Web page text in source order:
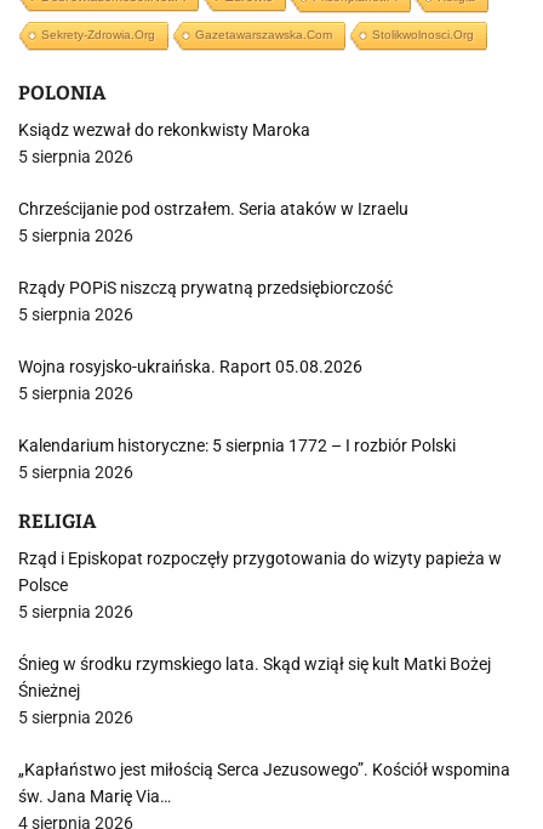
Sekrety-Zdrowia.org Gazetawarszawska.com Stolikwolnosci.org
POLONIA
Ksiądz wezwał do rekonkwisty Maroka
5 sierpnia 2026
Chrześcijanie pod ostrzałem. Seria ataków w Izraelu
5 sierpnia 2026
Rządy POPiS niszczą prywatną przedsiębiorczość
5 sierpnia 2026
Wojna rosyjsko-ukraińska. Raport 05.08.2026
5 sierpnia 2026
Kalendarium historyczne: 5 sierpnia 1772 – I rozbiór Polski
5 sierpnia 2026
RELIGIA
Rząd i Episkopat rozpoczęły przygotowania do wizyty papieża w
Polsce
5 sierpnia 2026
Śnieg w środku rzymskiego lata. Skąd wziął się kult Matki Bożej
Śnieżnej
5 sierpnia 2026
„Kapłaństwo jest miłością Serca Jezusowego”. Kościół wspomina
św. Jana Marię Via…
4 sierpnia 2026